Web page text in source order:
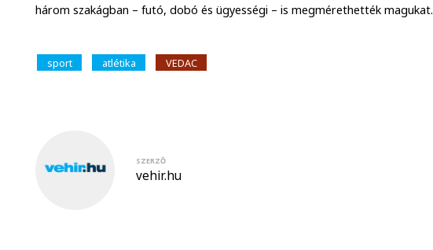
három szakágban – futó, dobó és ügyességi – is megmérethették magukat.
sport atlétika VEDAC
SZERZŐ
vehir.hu